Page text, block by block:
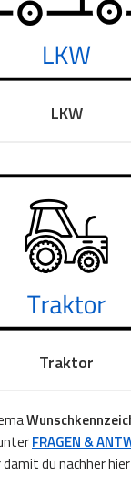
LKW
Traktor
FRAGEN &
du nachher